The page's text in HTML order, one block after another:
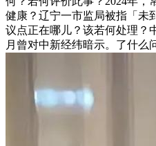
健康？辽宁一市监局被指「未
议点正在哪儿？该若何处理？
月曾对中新经纬暗示。了什么